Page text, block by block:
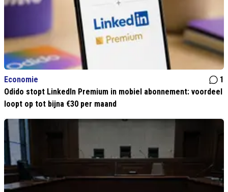
Economie
1
Odido stopt LinkedIn Premium in mobiel abonnement: voordeel
loopt op tot bijna €30 per maand